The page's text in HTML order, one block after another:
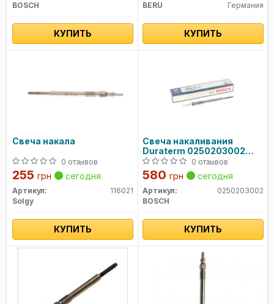
BOSCH
КУПИТЬ
BERU
Германия
КУПИТЬ
Свеча накала
0 отзывов
255 грн сегодня
Артикул:
116021
Solgy
КУПИТЬ
Свеча накаливания
Duraterm 0250203002
BOSCH
0 отзывов
580 грн сегодня
Артикул:
0250203002
BOSCH
КУПИТЬ